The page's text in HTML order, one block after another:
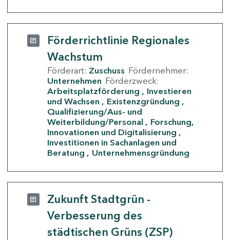
Förderrichtlinie Regionales
Wachstum
Förderart: Zuschuss Fördernehmer:
Unternehmen Förderzweck:
Arbeitsplatzförderung
Investieren
und Wachsen
Existenzgründung
Qualifizierung/Aus- und
Weiterbildung/Personal
Forschung,
Innovationen und Digitalisierung
Investitionen in Sachanlagen und
Beratung
Unternehmensgründung
Zukunft Stadtgrün -
Verbesserung des
städtischen Grüns (ZSP)